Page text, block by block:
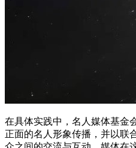
在具体实践中，名人媒体基金
正面的名人形象传播，并以联